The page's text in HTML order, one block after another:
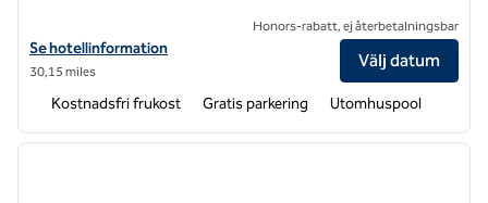
Visa hotelluppgifter för Hampton Inn & Suites Raleigh Cary Lenovo
Se hotellinformation
30,15 miles
Honors-rabatt, ej återbetalningsbar
Välj datum
Kostnadsfri frukost Gratis parkering Utomhuspool
1 av 12
nästa